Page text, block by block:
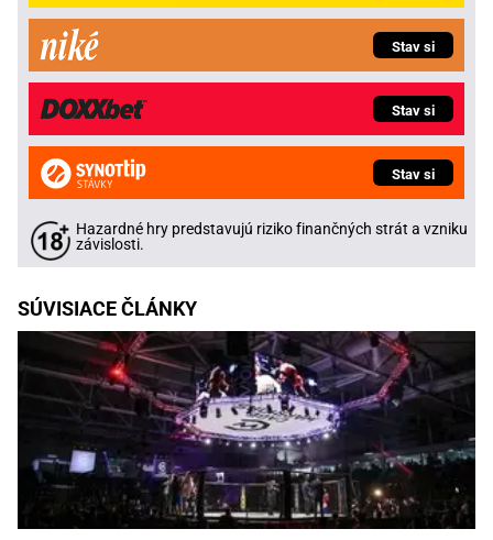
Stav si
Stav si
Stav si
Hazardné hry predstavujú riziko finančných strát a vzniku
závislosti.
SÚVISIACE ČLÁNKY